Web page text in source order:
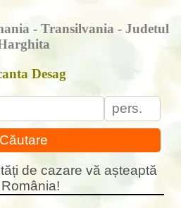
- Transilvania - Judetul
Desag
Căutare
de cazare vă așteaptă